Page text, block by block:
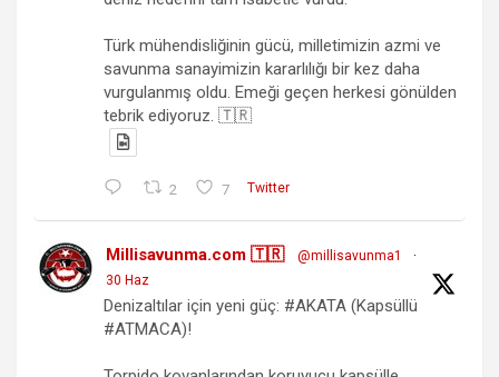
Türk mühendisliğinin gücü, milletimizin azmi ve
savunma sanayimizin kararlılığı bir kez daha
vurgulanmış oldu. Emeği geçen herkesi gönülden
tebrik ediyoruz. 🇹🇷
2 7 Twitter
Millisavunma.com 🇹🇷 @millisavunma1
·
30 Haz
Denizaltılar için yeni güç: #AKATA (Kapsüllü
#ATMACA)!